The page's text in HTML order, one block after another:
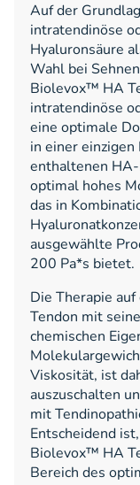
Auf der
intratendinöse
Hyaluronsäure
Wahl bei
Biolevox™ HA
intratendinöse
eine optimale
in einer
enthaltenen
optimal hohes
das in
ausgewählte
200 Pa*s bietet.
Die Therapie
Tendon mit
chemischen
Viskosität, ist
auszuschalten
mit
Entscheidend
Biolevox™ HA
Bereich des